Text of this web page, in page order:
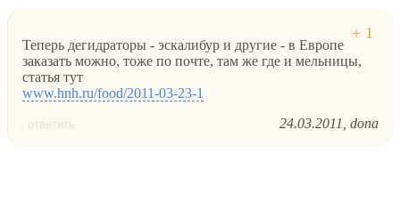
Теперь дегидраторы - эскалибур и другие - в Европе
заказать можно, тоже по почте, там же где и мельницы,
статья тут
www.hnh.ru/food/2011-03-23-1
ответить 24.03.2011 dona